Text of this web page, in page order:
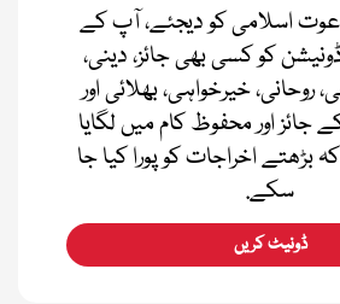
اسلامی کو دیجئے، آپ کے
کو کسی بھی جائز، دینی،
روحانی، خیرخواہی، بھلائی اور
جائز اور محفوظ کام میں لگایا
بڑھتے اخراجات کو پورا کیا جا
سکے.
ڈونیٹ کریں